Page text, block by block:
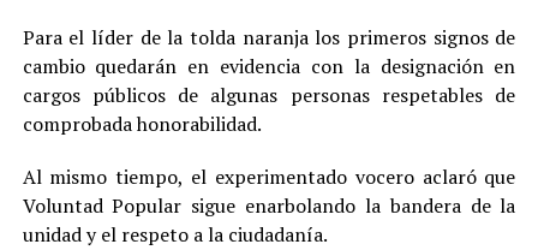
Para el líder de la tolda naranja los primeros signos de
cambio quedarán en evidencia con la designación en
cargos públicos de algunas personas respetables de
comprobada honorabilidad.
Al mismo tiempo, el experimentado vocero aclaró que
Voluntad Popular sigue enarbolando la bandera de la
unidad y el respeto a la ciudadanía.